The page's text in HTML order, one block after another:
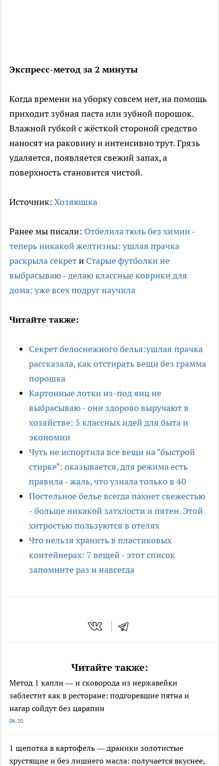
Экспресс-метод за 2 минуты
Когда времени на уборку совсем нет, на помощь
приходит зубная паста или зубной порошок.
Влажной губкой с жёсткой стороной средство
наносят на раковину и интенсивно трут. Грязь
удаляется, появляется свежий запах, а
поверхность становится чистой.
Источник: Хозяюшка
Ранее мы писали: Отбелила тюль без химии -
теперь никакой желтизны: ушлая прачка
раскрыла секрети Старые футболки не
выбрасываю - делаю классные коврики для
дома: уже всех подруг научила
Читайте также:
Секрет белоснежного белья:ушлая прачка
рассказала, как отстирать вещи без грамма
порошка
Картонные лотки из-под яиц не
выбрасываю - они здорово выручают в
хозяйстве: 5 классных идей для быта и
экономии
Чуть не испортила все вещи на "быстрой
стирке": оказывается, для режима есть
правила - жаль, что узнала только в 40
Постельное белье всегда пахнет свежестью
- больше никакой затхлости и пятен. Этой
хитростью пользуются в отелях
Что нельзя хранить в пластиковых
контейнерах: 7 вещей - этот список
запомните раз и навсегда
Читайте также:
Метод 1 капли — и сковорода из нержавейки
заблестит как в ресторане: подгоревшие пятна и
нагар сойдут без царапин
06:20
1 щепотка в картофель — драники золотистые
хрустящие и без лишнего масла: получается вкуснее,